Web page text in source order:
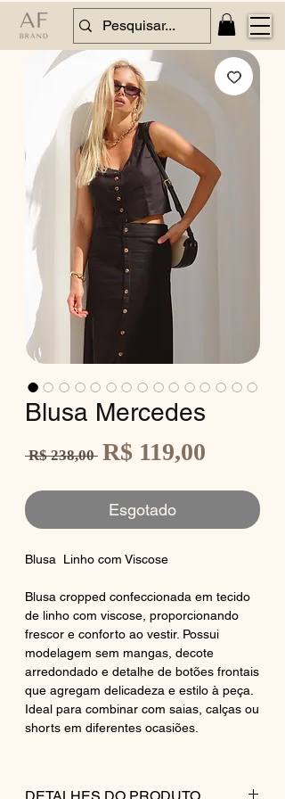
Blusa Mercedes
R$ 238,00 Preço
R$ 119,00
Esgotado
Blusa Linho com Viscose
Blusa cropped confeccionada em tecido
de linho com viscose, proporcionando
frescor e conforto ao vestir. Possui
modelagem sem mangas, decote
arredondado e detalhe de botões frontais
que agregam delicadeza e estilo à peça.
Ideal para combinar com saias, calças ou
shorts em diferentes ocasiões.